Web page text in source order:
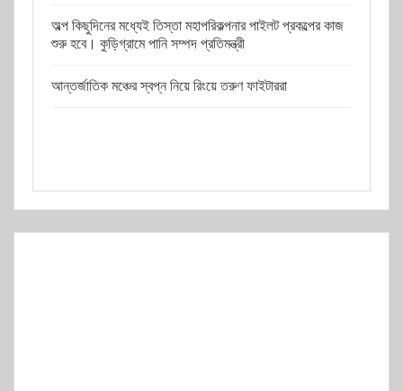
অল্প কিছুদিনের মধ্যেই তিস্তা মহাপরিকল্পনার পাইলট প্রকল্পের কাজ
শুরু হবে। কুড়িগ্রামে পানি সম্পদ প্রতিমন্ত্রী
আন্তর্জাতিক মঞ্চের স্বপ্ন নিয়ে রিংয়ে তরুণ ফাইটাররা